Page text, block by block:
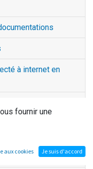
à internet en
Oculus s’affiche alors
fournir une
aux cookies Je suis d'accord